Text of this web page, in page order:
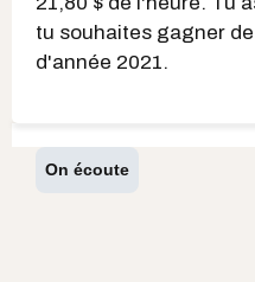
tu souhaites gagner
d'année 2021.
On écoute